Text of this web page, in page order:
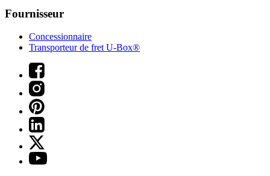
Fournisseur
Concessionnaire
Transporteur de fret U-Box®